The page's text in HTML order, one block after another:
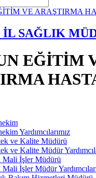
İL SAĞLIK
EĞİTİM
Yardımcılarımız
ve Kalite Müdürü
ve Kalite Müdür
Mali İşler Müdürü
İşler Müdür